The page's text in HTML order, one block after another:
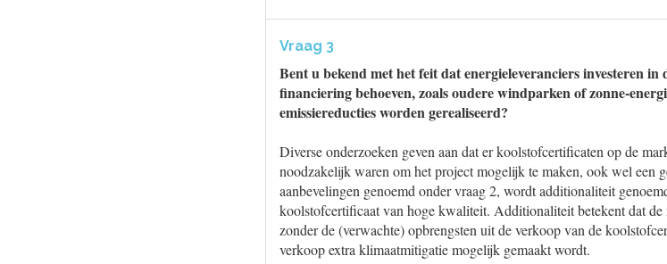
Vraag 3
Bent u bekend met het feit dat energieleveranciers investeren
financiering behoeven, zoals oudere windparken of zonne-
emissiereducties worden gerealiseerd?
Diverse onderzoeken geven aan dat er koolstofcertificaten op de
noodzakelijk waren om het project mogelijk te maken, ook wel een
aanbevelingen genoemd onder vraag 2, wordt additionaliteit
koolstofcertificaat van hoge kwaliteit. Additionaliteit betekent dat
zonder de (verwachte) opbrengsten uit de verkoop van de
verkoop extra klimaatmitigatie mogelijk gemaakt wordt.